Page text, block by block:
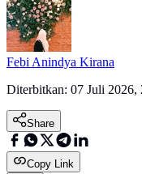
Febi Anindya Kirana
Diterbitkan: 07 Juli 2026,
Share
Copy Link